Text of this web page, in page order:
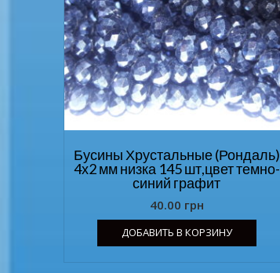
Бусины Хрустальные (Рондаль)
4х2 мм низка 145 шт,цвет темно-
синий графит
40.00 грн
ДОБАВИТЬ В КОРЗИНУ